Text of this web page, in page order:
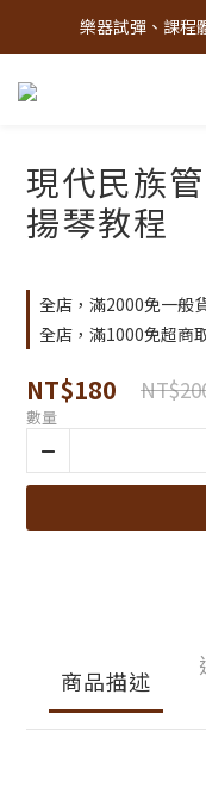
古亭門市 +
樂器試彈、課程
古亭門市 +
現代民族
揚琴教程
全店，滿2000免一般
全店，滿1000免超商
NT$180
數量
商品描述